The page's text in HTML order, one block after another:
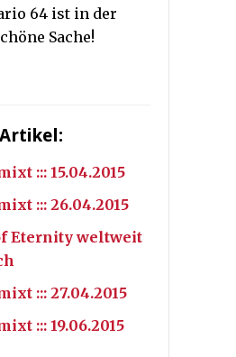
64 ist in der
Sache!
::: 15.04.2015
::: 26.04.2015
Eternity weltweit
::: 27.04.2015
::: 19.06.2015